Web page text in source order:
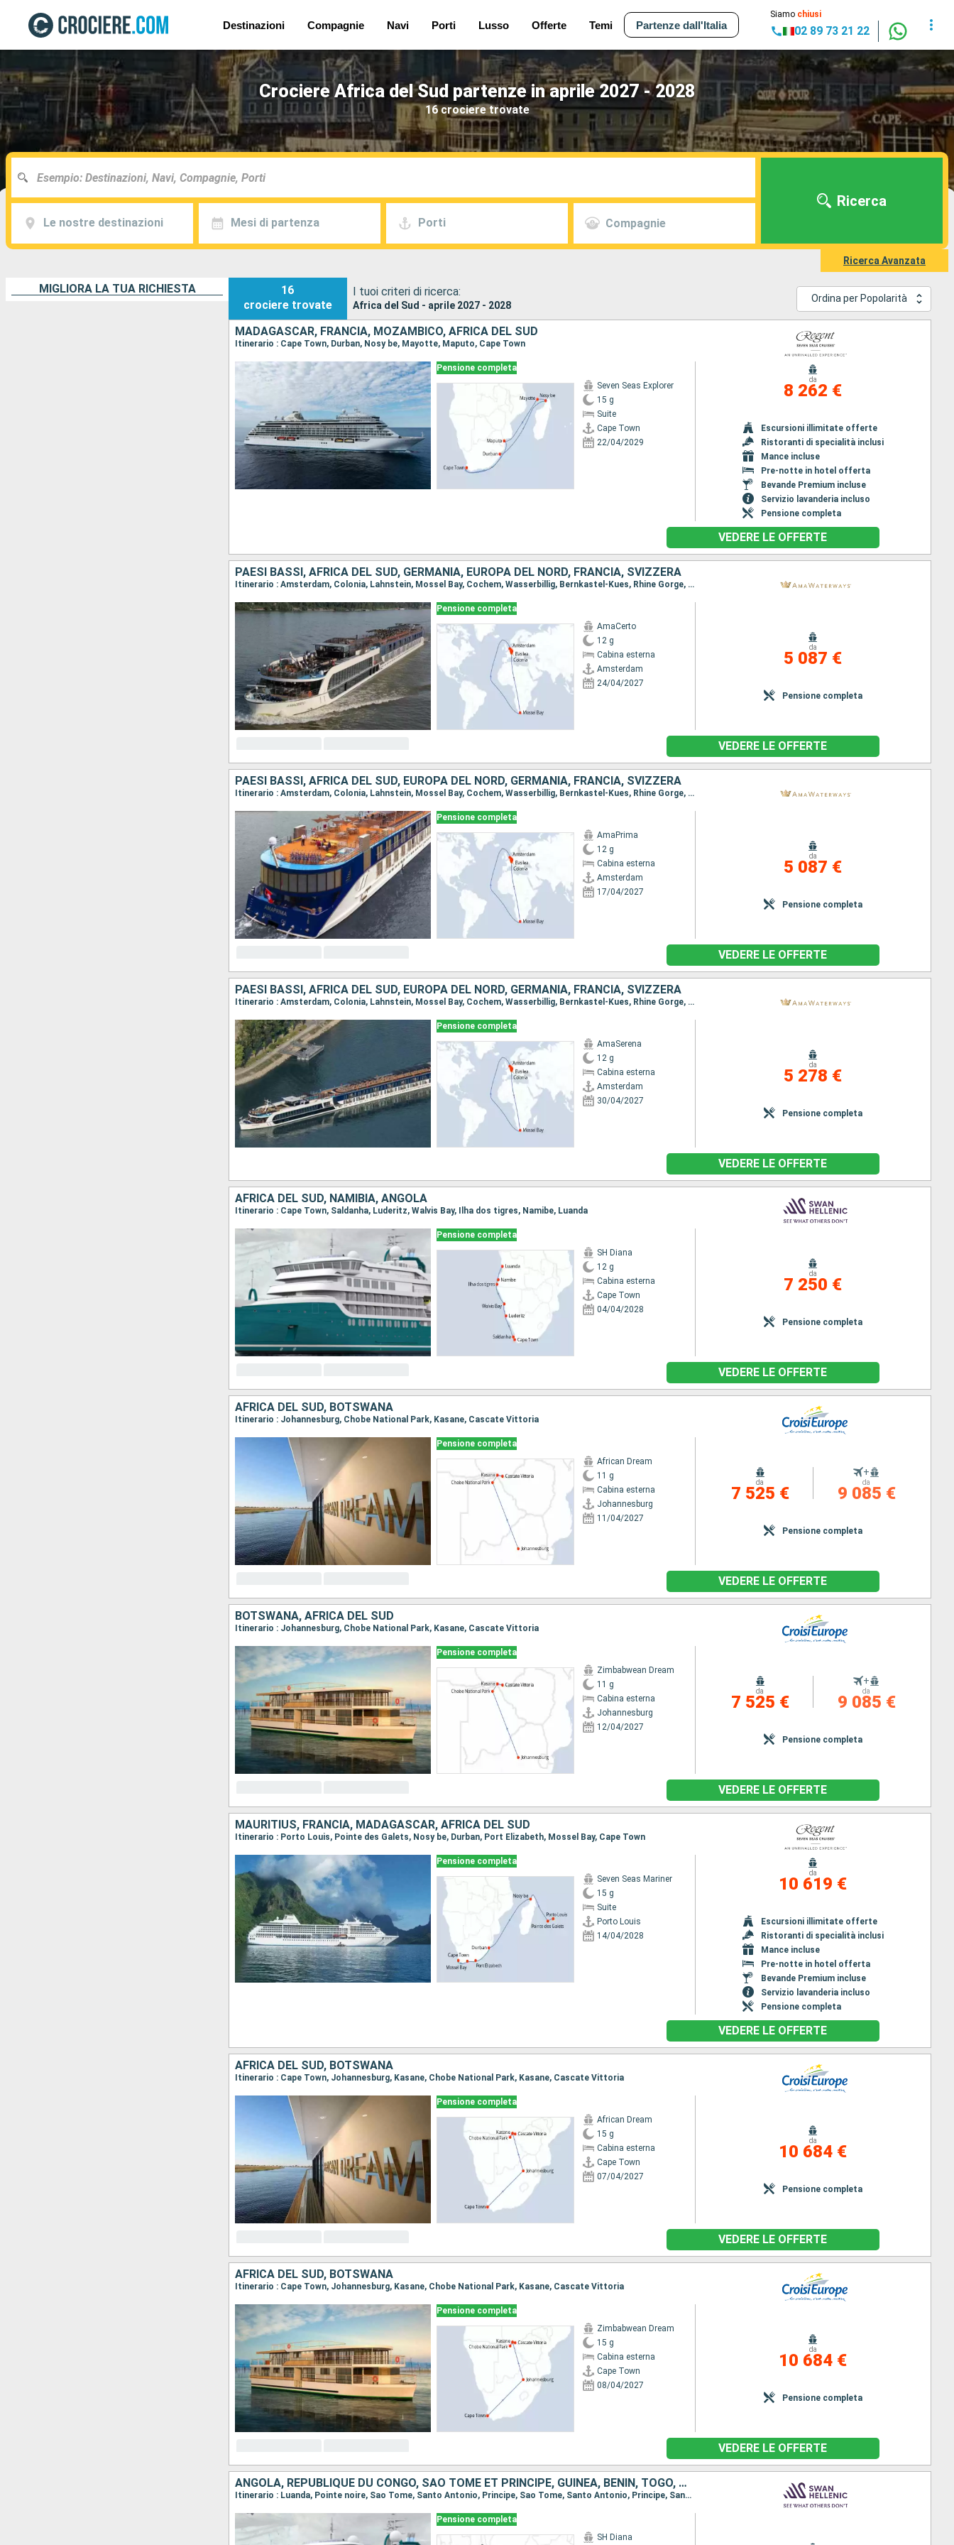
Destinazioni Compagnie Navi Porti Lusso Offerte Temi Partenze dall'Italia
Siamo chiusi
02 89 73 21 22
Crociere Africa del Sud partenze in aprile 2027 - 2028
16 crociere trovate
Le nostre destinazioni Mesi di partenza Porti Compagnie
Ricerca
Ricerca Avanzata
MIGLIORA LA TUA RICHIESTA
16
crociere trovate
I tuoi criteri di ricerca:
Africa del Sud - aprile 2027 - 2028
Ordina per Popolarità
MADAGASCAR, FRANCIA, MOZAMBICO, AFRICA DEL SUD
Itinerario : Cape Town, Durban, Nosy be, Mayotte, Maputo, Cape Town
Pensione completa
Seven Seas Explorer
15 g
Suite
Cape Town
22/04/2029
da
8 262 €
Escursioni illimitate offerte
Ristoranti di specialità inclusi
Mance incluse
Pre-notte in hotel offerta
Bevande Premium incluse
Servizio lavanderia incluso
Pensione completa
VEDERE LE OFFERTE
PAESI BASSI, AFRICA DEL SUD, GERMANIA, EUROPA DEL NORD, FRANCIA, SVIZZERA
Itinerario : Amsterdam, Colonia, Lahnstein, Mossel Bay, Cochem, Wasserbillig, Bernkastel-Kues, Rhine Gorge, Rudesheim, Ludwigshafen, Strasburgo, Breisach, Basilea
Pensione completa
AmaCerto
12 g
Cabina esterna
Amsterdam
24/04/2027
da
5 087 €
Pensione completa
VEDERE LE OFFERTE
PAESI BASSI, AFRICA DEL SUD, EUROPA DEL NORD, GERMANIA, FRANCIA, SVIZZERA
Itinerario : Amsterdam, Colonia, Lahnstein, Mossel Bay, Cochem, Wasserbillig, Bernkastel-Kues, Rhine Gorge, Rudesheim, Ludwigshafen, Strasburgo, Breisach, Basilea
Pensione completa
AmaPrima
12 g
Cabina esterna
Amsterdam
17/04/2027
da
5 087 €
Pensione completa
VEDERE LE OFFERTE
PAESI BASSI, AFRICA DEL SUD, EUROPA DEL NORD, GERMANIA, FRANCIA, SVIZZERA
Itinerario : Amsterdam, Colonia, Lahnstein, Mossel Bay, Cochem, Wasserbillig, Bernkastel-Kues, Rhine Gorge, Rudesheim, Ludwigshafen, Strasburgo, Breisach, Basilea
Pensione completa
AmaSerena
12 g
Cabina esterna
Amsterdam
30/04/2027
da
5 278 €
Pensione completa
VEDERE LE OFFERTE
AFRICA DEL SUD, NAMIBIA, ANGOLA
Itinerario : Cape Town, Saldanha, Luderitz, Walvis Bay, Ilha dos tigres, Namibe, Luanda
Pensione completa
SH Diana
12 g
Cabina esterna
Cape Town
04/04/2028
da
7 250 €
Pensione completa
VEDERE LE OFFERTE
AFRICA DEL SUD, BOTSWANA
Itinerario : Johannesburg, Chobe National Park, Kasane, Cascate Vittoria
Pensione completa
African Dream
11 g
Cabina esterna
Johannesburg
11/04/2027
da
7 525 €
+
da
9 085 €
Pensione completa
VEDERE LE OFFERTE
BOTSWANA, AFRICA DEL SUD
Itinerario : Johannesburg, Chobe National Park, Kasane, Cascate Vittoria
Pensione completa
Zimbabwean Dream
11 g
Cabina esterna
Johannesburg
12/04/2027
da
7 525 €
+
da
9 085 €
Pensione completa
VEDERE LE OFFERTE
MAURITIUS, FRANCIA, MADAGASCAR, AFRICA DEL SUD
Itinerario : Porto Louis, Pointe des Galets, Nosy be, Durban, Port Elizabeth, Mossel Bay, Cape Town
Pensione completa
Seven Seas Mariner
15 g
Suite
Porto Louis
14/04/2028
da
10 619 €
Escursioni illimitate offerte
Ristoranti di specialità inclusi
Mance incluse
Pre-notte in hotel offerta
Bevande Premium incluse
Servizio lavanderia incluso
Pensione completa
VEDERE LE OFFERTE
AFRICA DEL SUD, BOTSWANA
Itinerario : Cape Town, Johannesburg, Kasane, Chobe National Park, Kasane, Cascate Vittoria
Pensione completa
African Dream
15 g
Cabina esterna
Cape Town
07/04/2027
da
10 684 €
Pensione completa
VEDERE LE OFFERTE
AFRICA DEL SUD, BOTSWANA
Itinerario : Cape Town, Johannesburg, Kasane, Chobe National Park, Kasane, Cascate Vittoria
Pensione completa
Zimbabwean Dream
15 g
Cabina esterna
Cape Town
08/04/2027
da
10 684 €
Pensione completa
VEDERE LE OFFERTE
ANGOLA, REPUBLIQUE DU CONGO, SAO TOMÉ ET PRINCIPE, GUINEA, BENIN, TOGO, GANA
Itinerario : Luanda, Pointe noire, Sao Tome, Santo Antonio, Principe, Sao Tome, Santo Antonio, Principe, Santo Antonio, Macaco Beach, Cotonou, Lome, Tema
Pensione completa
SH Diana